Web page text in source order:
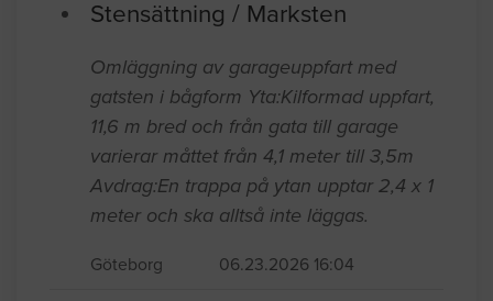
Stensättning / Marksten
Omläggning av garageuppfart med
gatsten i bågform Yta:Kilformad uppfart,
11,6 m bred och från gata till garage
varierar måttet från 4,1 meter till 3,5m
Avdrag:En trappa på ytan upptar 2,4 x 1
meter och ska alltså inte läggas.
Göteborg 06.23.2026 16:04